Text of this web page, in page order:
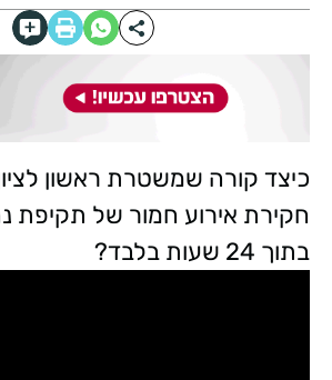
כיצד קורה שמשטרת ראשון
חקירת אירוע חמור של תקיפת
בתוך 24 שעות בלבד?